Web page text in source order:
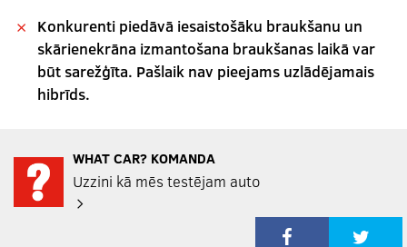
Konkurenti piedāvā iesaistošāku braukšanu un
skārienekrāna izmantošana braukšanas laikā var
būt sarežģīta. Pašlaik nav pieejams uzlādējamais
hibrīds.
WHAT CAR? KOMANDA
Uzzini kā mēs testējam auto